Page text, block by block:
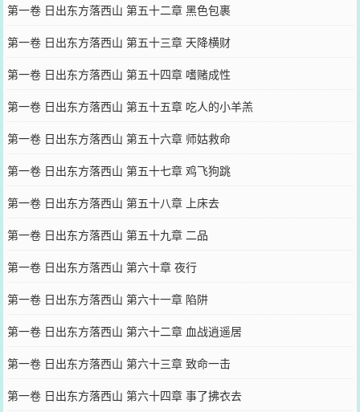
第一卷 日出东方落西山 第五十二章 黑色包裹
第一卷 日出东方落西山 第五十三章 天降横财
第一卷 日出东方落西山 第五十四章 嗜赌成性
第一卷 日出东方落西山 第五十五章 吃人的小羊羔
第一卷 日出东方落西山 第五十六章 师姑救命
第一卷 日出东方落西山 第五十七章 鸡飞狗跳
第一卷 日出东方落西山 第五十八章 上床去
第一卷 日出东方落西山 第五十九章 二品
第一卷 日出东方落西山 第六十章 夜行
第一卷 日出东方落西山 第六十一章 陷阱
第一卷 日出东方落西山 第六十二章 血战逍遥居
第一卷 日出东方落西山 第六十三章 致命一击
第一卷 日出东方落西山 第六十四章 事了拂衣去